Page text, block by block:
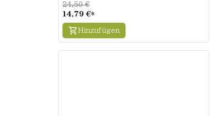
14,79 €*
24,50 €
Hinzufügen